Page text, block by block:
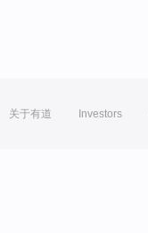
关于有道 Investors